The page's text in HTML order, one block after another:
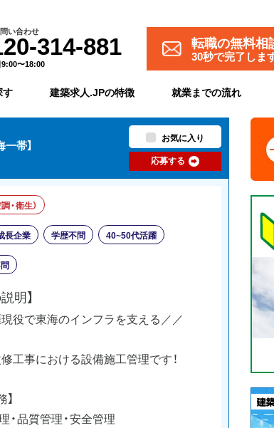
い合わせ
314-881
〜18:00
転職の無料相
30秒で完了しま
す 建築求人.JPの特徴 就業までの流れ
帯】
お気に入り
応募する
・衛生）
長企業 学歴不問 40~50代活躍
明】
役で東海のインフラを支える／／
工事における設備施工管理です！
】
・品質管理・安全管理